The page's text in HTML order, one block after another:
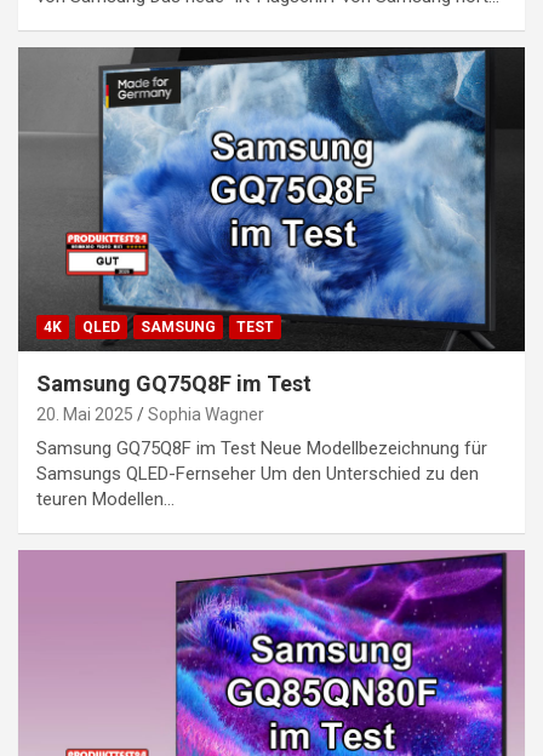
4K QLED SAMSUNG TEST
Samsung GQ75Q8F im Test
20. Mai 2025 Sophia Wagner
Samsung GQ75Q8F im Test Neue Modellbezeichnung für
Samsungs QLED-Fernseher Um den Unterschied zu den
teuren Modellen…